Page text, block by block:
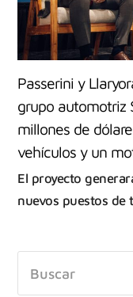
Passerini y
grupo automotriz
millones de
vehículos y un
El proyecto
nuevos puestos de